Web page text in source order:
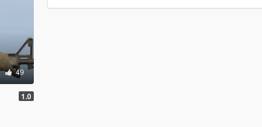
49
1.0